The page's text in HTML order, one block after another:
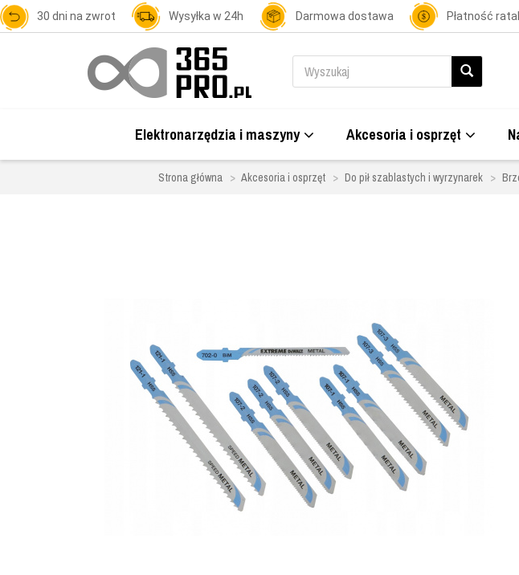
30 dni na zwrot Wysyłka w 24h Darmowa dostawa Płatność
Elektronarzędzia i maszyny Akcesoria i osprzęt
Strona główna Akcesoria i osprzęt Do pił szablastych i wyrzynarek